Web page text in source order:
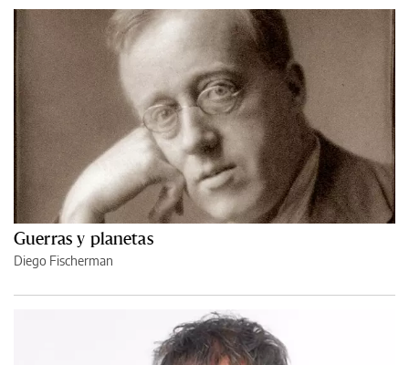
Guerras y planetas
Diego Fischerman